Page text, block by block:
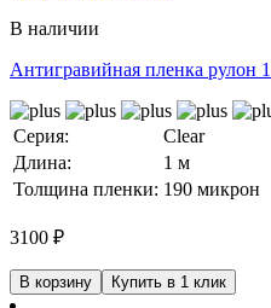
В наличии
Антигравийная пленка рулон
Серия:
Clear
Длина:
1 м
Толщина пленки: 190 микрон
3100 ₽
В корзину Купить в 1 клик